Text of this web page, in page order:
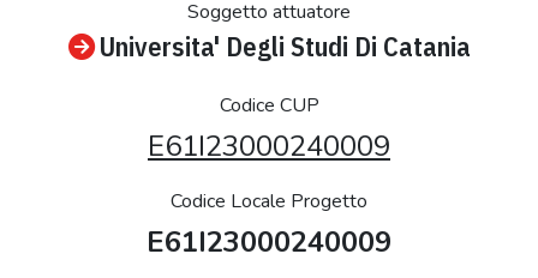
Soggetto attuatore
Universita' Degli Studi Di Catania
Codice CUP
E61I23000240009
Codice Locale Progetto
E61I23000240009